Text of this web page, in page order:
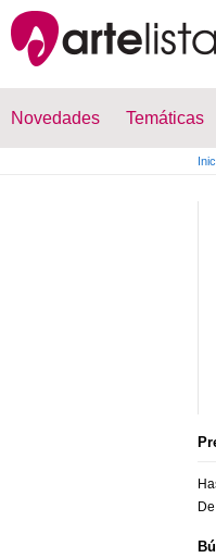
Novedades Temáticas